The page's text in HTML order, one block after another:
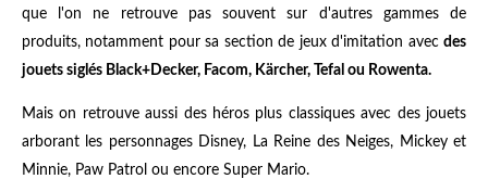
que l'on ne retrouve pas souvent sur d'autres gammes de
produits, notamment pour sa section de jeux d'imitation avec des
jouets siglés Black+Decker, Facom, Kärcher, Tefal ou Rowenta.
Mais on retrouve aussi des héros plus classiques avec des jouets
arborant les personnages Disney, La Reine des Neiges, Mickey et
Minnie, Paw Patrol ou encore Super Mario.